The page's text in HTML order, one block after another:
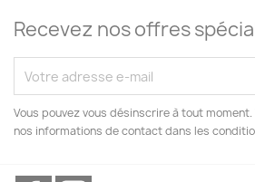
Recevez nos offres
Vous pouvez vous désinscrire à tout
nos informations de contact dans les